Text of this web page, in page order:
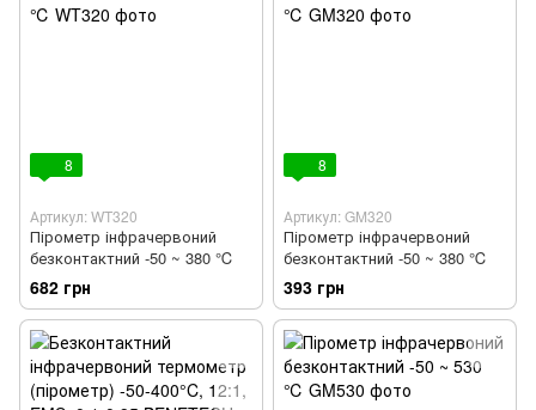
8
Артикул: WT320
Пірометр інфрачервоний
безконтактний -50 ~ 380 ℃
682 грн
8
Артикул: GM320
Пірометр інфрачервоний
безконтактний -50 ~ 380 ℃
393 грн